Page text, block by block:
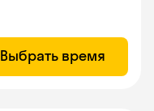
Выбрать время